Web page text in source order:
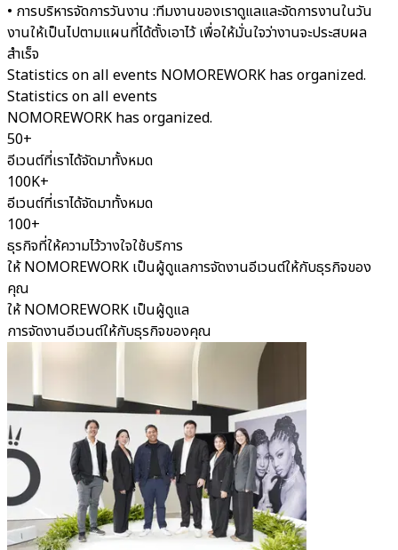
• การบริหารจัดการวันงาน :ทีมงานของเราดูแลและจัดการงานในวัน
งานให้เป็นไปตามแผนที่ได้ตั้งเอาไว้ เพื่อให้มั่นใจว่างานจะประสบผล
สำเร็จ
Statistics on all events NOMOREWORK has organized.
Statistics on all events
NOMOREWORK has organized.
50+
อีเวนต์ที่เราได้จัดมาทั้งหมด
100K+
อีเวนต์ที่เราได้จัดมาทั้งหมด
100+
ธุรกิจที่ให้ความไว้วางใจใช้บริการ
ให้ NOMOREWORK เป็นผู้ดูแลการจัดงานอีเวนต์ให้กับธุรกิจของ
คุณ
ให้ NOMOREWORK เป็นผู้ดูแล
การจัดงานอีเวนต์ให้กับธุรกิจของคุณ